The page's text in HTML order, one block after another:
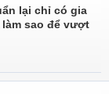
lại chỉ có gia
sao để vượt